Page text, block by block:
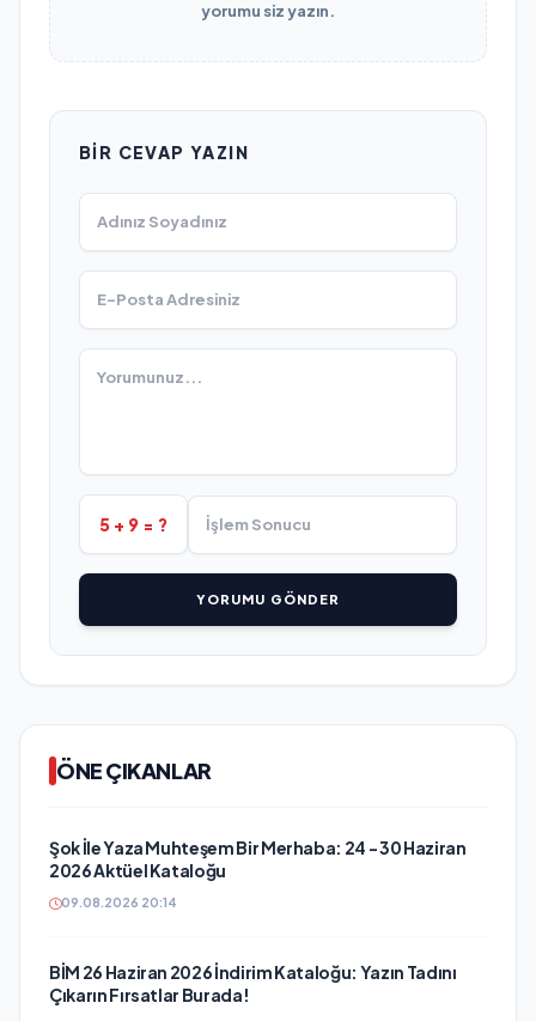
yorumu siz yazın.
BIR CEVAP YAZIN
5 + 9 = ?
YORUMU GÖNDER
ÖNE ÇIKANLAR
Şok İle Yaza Muhteşem Bir Merhaba: 24 - 30 Haziran
2026 Aktüel Kataloğu
09.08.2026 20:14
BİM 26 Haziran 2026 İndirim Kataloğu: Yazın Tadını
Çıkarın Fırsatlar Burada!